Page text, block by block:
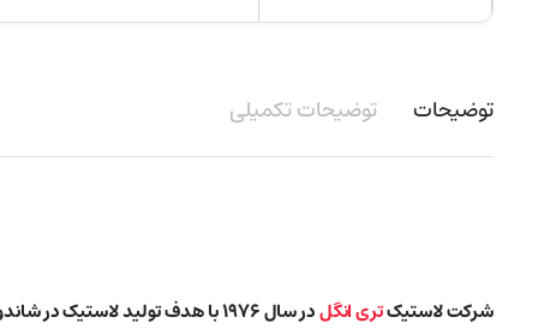
توضیحات توضیحات تکمیلی
شرکت لاستیکتری انگلدر سال ۱۹۷۶ با هدف تولید لاستیک در شاندونگ چین تاسیس شد.